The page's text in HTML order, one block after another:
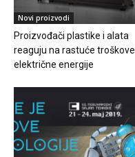
Novi proizvodi
Proizvođači plastike i alata
reaguju na rastuće troškove
električne energije